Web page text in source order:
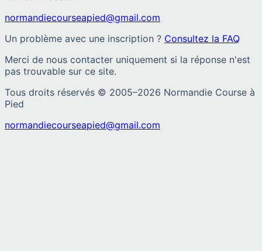
normandiecourseapied@gmail.com
Un problème avec une inscription ? Consultez la FAQ
Merci de nous contacter uniquement si la réponse n'est
pas trouvable sur ce site.
Tous droits réservés © 2005–2026 Normandie Course à
Pied
normandiecourseapied@gmail.com